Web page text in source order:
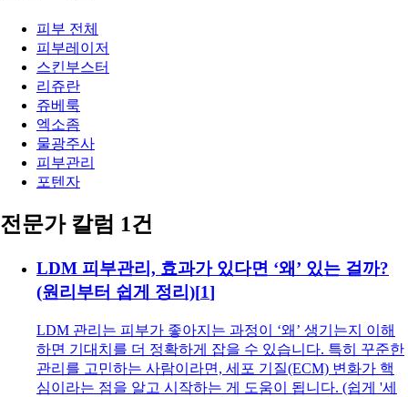
피부 전체
피부레이저
스킨부스터
리쥬란
쥬베룩
엑소좀
물광주사
피부관리
포텐자
전문가 칼럼 1건
LDM 피부관리, 효과가 있다면 ‘왜’ 있는 걸까?
(원리부터 쉽게 정리)[1]
LDM 관리는 피부가 좋아지는 과정이 ‘왜’ 생기는지 이해
하면 기대치를 더 정확하게 잡을 수 있습니다. 특히 꾸준한
관리를 고민하는 사람이라면, 세포 기질(ECM) 변화가 핵
심이라는 점을 알고 시작하는 게 도움이 됩니다. (쉽게 '세